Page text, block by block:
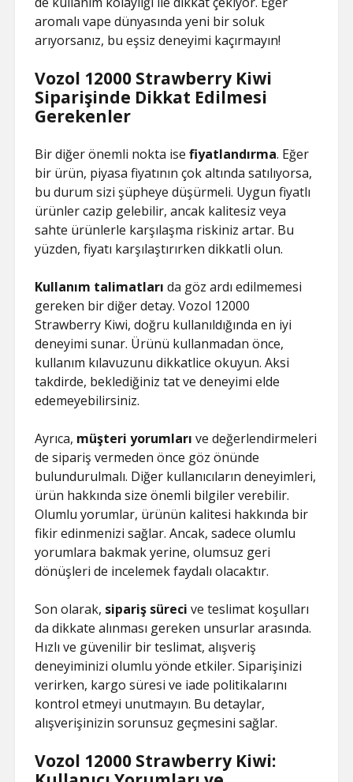
aromalı vape dünyasında yeni bir soluk
arıyorsanız, bu eşsiz deneyimi kaçırmayın!
Vozol 12000 Strawberry Kiwi
Siparişinde Dikkat Edilmesi
Gerekenler
Bir diğer önemli nokta isefiyatlandırma. Eğer
bir ürün, piyasa fiyatının çok altında satılıyorsa,
bu durum sizi şüpheye düşürmeli. Uygun fiyatlı
ürünler cazip gelebilir, ancak kalitesiz veya
sahte ürünlerle karşılaşma riskiniz artar. Bu
yüzden, fiyatı karşılaştırırken dikkatli olun.
Kullanım talimatları da göz ardı edilmemesi
gereken bir diğer detay. Vozol 12000
Strawberry Kiwi, doğru kullanıldığında en iyi
deneyimi sunar. Ürünü kullanmadan önce,
kullanım kılavuzunu dikkatlice okuyun. Aksi
takdirde, beklediğiniz tat ve deneyimi elde
edemeyebilirsiniz.
Ayrıca, müşteri yorumları ve değerlendirmeleri
de sipariş vermeden önce göz önünde
bulundurulmalı. Diğer kullanıcıların deneyimleri,
ürün hakkında size önemli bilgiler verebilir.
Olumlu yorumlar, ürünün kalitesi hakkında bir
fikir edinmenizi sağlar. Ancak, sadece olumlu
yorumlara bakmak yerine, olumsuz geri
dönüşleri de incelemek faydalı olacaktır.
Son olarak, sipariş süreci ve teslimat koşulları
da dikkate alınması gereken unsurlar arasında.
Hızlı ve güvenilir bir teslimat, alışveriş
deneyiminizi olumlu yönde etkiler. Siparişinizi
verirken, kargo süresi ve iade politikalarını
kontrol etmeyi unutmayın. Bu detaylar,
alışverişinizin sorunsuz geçmesini sağlar.
Vozol 12000 Strawberry Kiwi: